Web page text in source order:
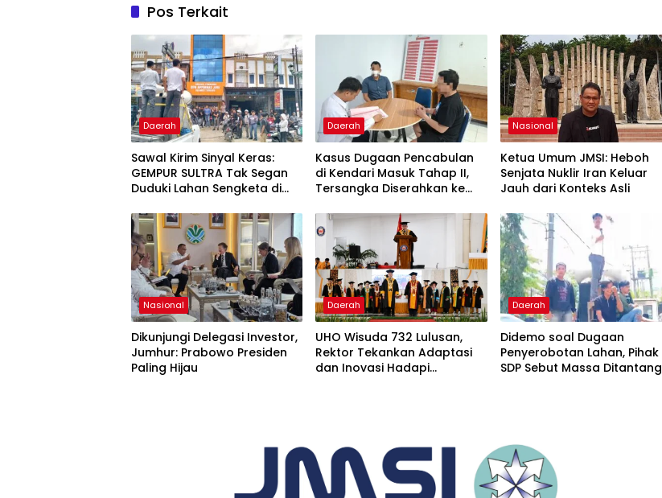
Pos Terkait
Daerah
Sawal Kirim Sinyal Keras:
GEMPUR SULTRA Tak Segan
Duduki Lahan Sengketa di
Daerah
Kasus Dugaan Pencabulan
di Kendari Masuk Tahap II,
Tersangka Diserahkan ke
Nasional
Ketua Umum JMSI: Heboh
Senjata Nuklir Iran Keluar
Jauh dari Konteks Asli
Nasional
Dikunjungi Delegasi Investor,
Jumhur: Prabowo Presiden
Paling Hijau
Daerah
UHO Wisuda 732 Lulusan,
Rektor Tekankan Adaptasi
dan Inovasi Hadapi
Daerah
Didemo soal Dugaan
Penyerobotan Lahan, Pihak
SDP Sebut Massa Ditantang